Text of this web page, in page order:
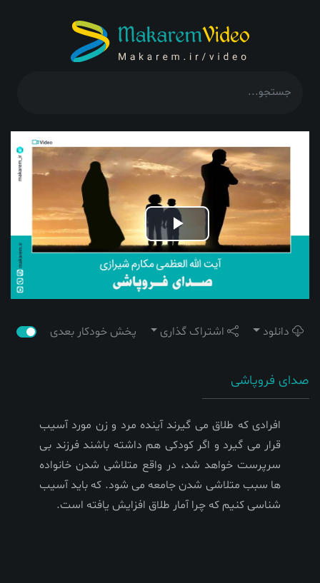
Play
Video
دانلود اشتراک گذاری پخش خودکار بعدی
صدای فروپاشی
افرادی که طلاق می گیرند آینده مرد و زن مورد آسیب
قرار می گیرد و اگر کودکی هم داشته باشند فرزند بی
سرپرست خواهد شد، در واقع متلاشی شدن خانواده
ها سبب متلاشی شدن جامعه می شود. که باید آسیب
شناسی کنیم که چرا آمار طلاق افزایش یافته است.